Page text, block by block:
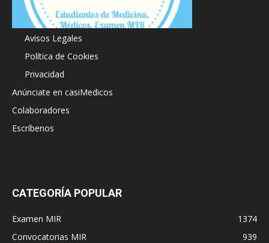
Acerca de
Avisos Legales
Política de Cookies
Privacidad
Anúnciate en casiMedicos
Colaboradores
Escríbenos
CATEGORÍA POPULAR
Examen MIR
1374
Convocatorias MIR
939